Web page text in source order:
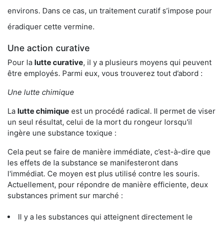
environs. Dans ce cas, un traitement curatif s’impose pour
éradiquer cette vermine.
Une action curative
Pour la lutte curative, il y a plusieurs moyens qui peuvent
être employés. Parmi eux, vous trouverez tout d’abord :
Une lutte chimique
La lutte chimique est un procédé radical. Il permet de viser
un seul résultat, celui de la mort du rongeur lorsqu'il
ingère une substance toxique :
Cela peut se faire de manière immédiate, c’est-à-dire que
les effets de la substance se manifesteront dans
l'immédiat. Ce moyen est plus utilisé contre les souris.
Actuellement, pour répondre de manière efficiente, deux
substances priment sur marché :
Il y a les substances qui atteignent directement le